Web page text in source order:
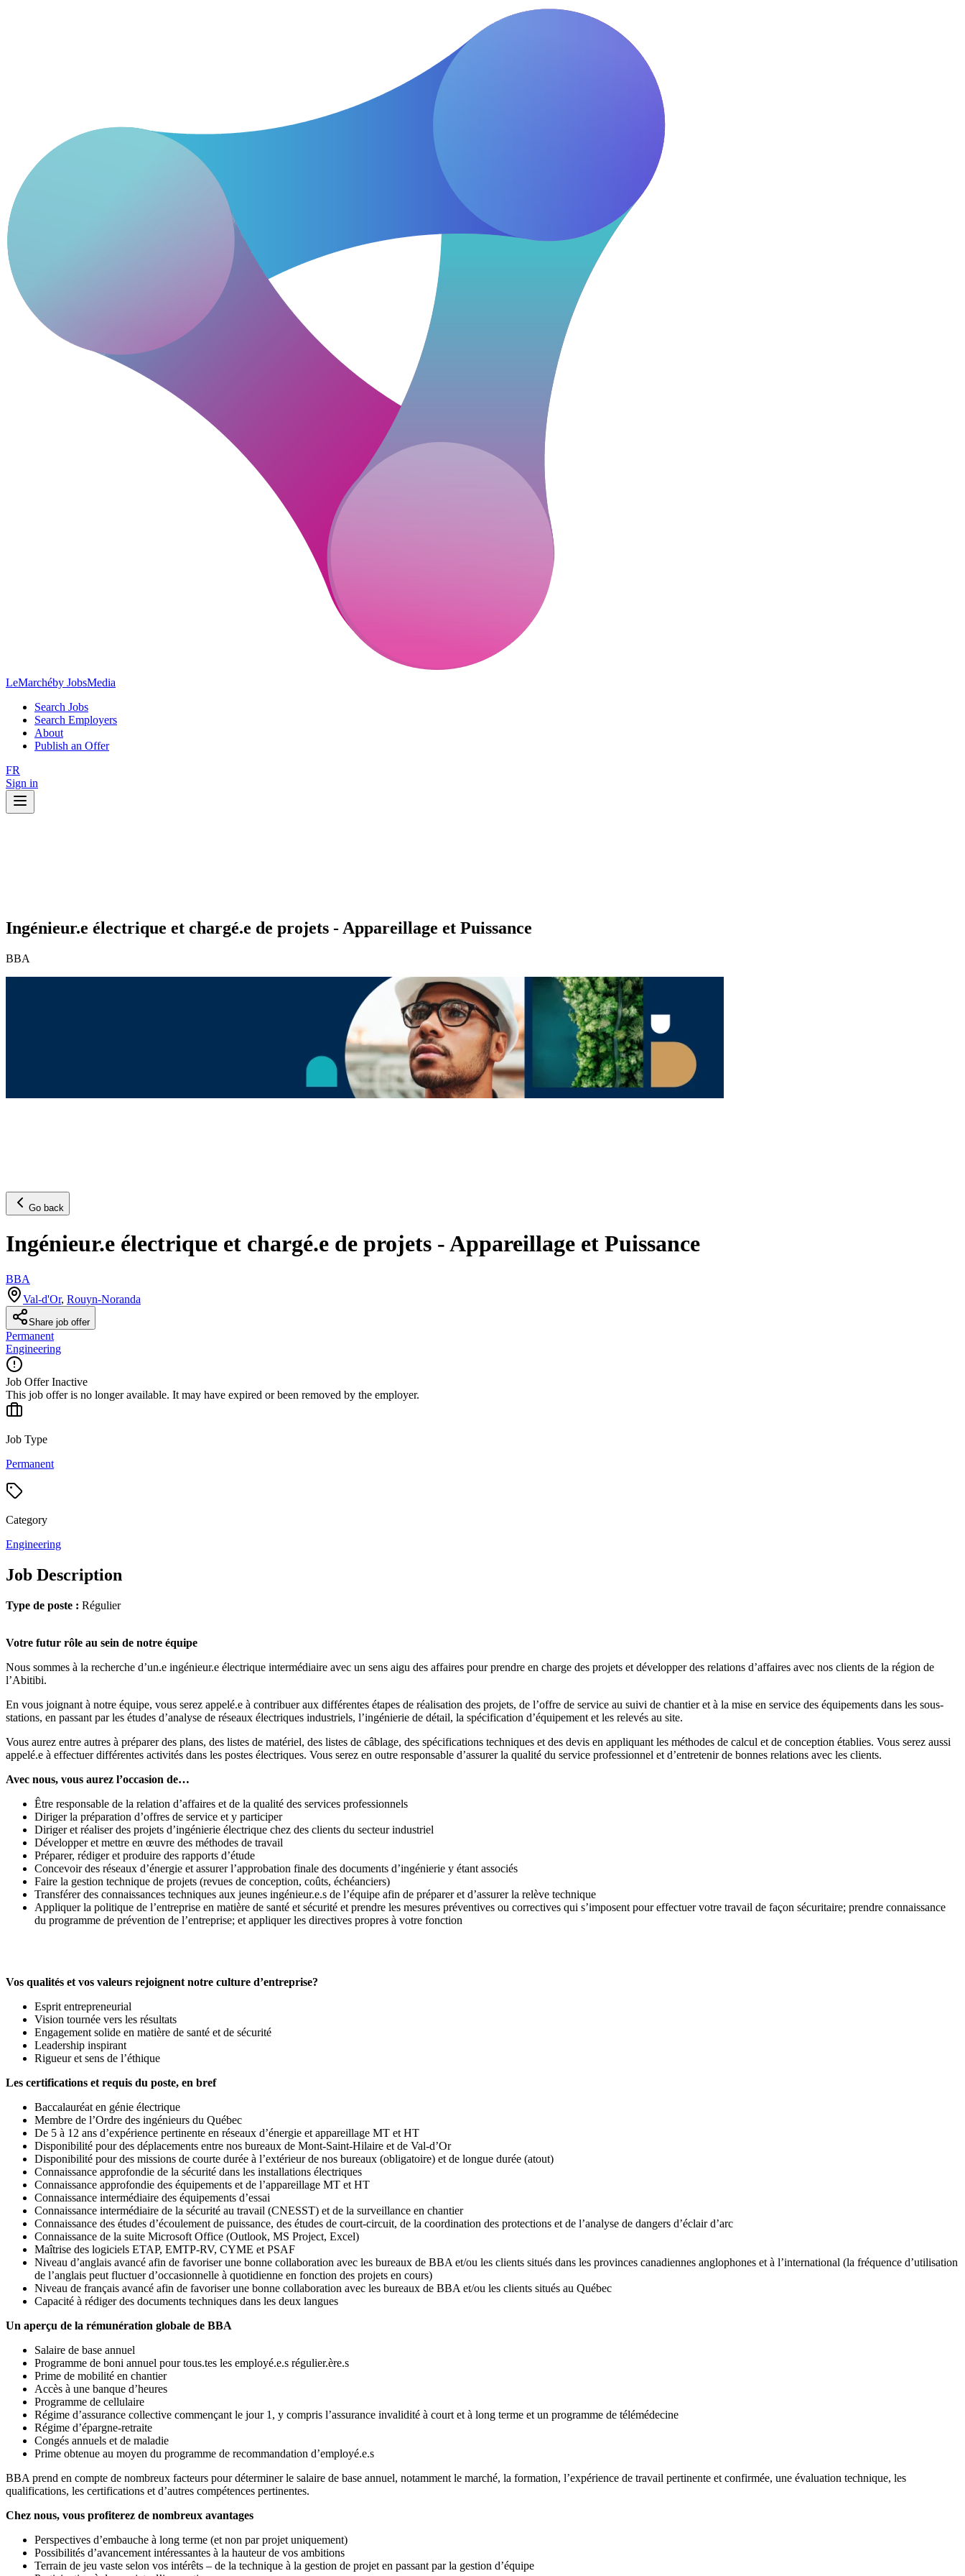
LeMarchéby JobsMedia
Search Jobs
Search Employers
About
Publish an Offer
FR
Sign in
Ingénieur.e électrique et chargé.e de projets - Appareillage et Puissance
BBA
Go back
Ingénieur.e électrique et chargé.e de projets - Appareillage et Puissance
BBA
Val-d'Or, Rouyn-Noranda
Share job offer
Permanent
Engineering
Job Offer Inactive
This job offer is no longer available. It may have expired or been removed by the employer.
Job Type
Permanent
Category
Engineering
Job Description
Type de poste : Régulier
Votre futur rôle au sein de notre équipe
Nous sommes à la recherche d’un.e ingénieur.e électrique intermédiaire avec un sens aigu des affaires pour prendre en charge des projets et développer des relations d’affaires avec nos clients de la région de
l’Abitibi.
En vous joignant à notre équipe, vous serez appelé.e à contribuer aux différentes étapes de réalisation des projets, de l’offre de service au suivi de chantier et à la mise en service des équipements dans les sous-
stations, en passant par les études d’analyse de réseaux électriques industriels, l’ingénierie de détail, la spécification d’équipement et les relevés au site.
Vous aurez entre autres à préparer des plans, des listes de matériel, des listes de câblage, des spécifications techniques et des devis en appliquant les méthodes de calcul et de conception établies. Vous serez aussi
appelé.e à effectuer différentes activités dans les postes électriques. Vous serez en outre responsable d’assurer la qualité du service professionnel et d’entretenir de bonnes relations avec les clients.
Avec nous, vous aurez l’occasion de…
Être responsable de la relation d’affaires et de la qualité des services professionnels
Diriger la préparation d’offres de service et y participer
Diriger et réaliser des projets d’ingénierie électrique chez des clients du secteur industriel
Développer et mettre en œuvre des méthodes de travail
Préparer, rédiger et produire des rapports d’étude
Concevoir des réseaux d’énergie et assurer l’approbation finale des documents d’ingénierie y étant associés
Faire la gestion technique de projets (revues de conception, coûts, échéanciers)
Transférer des connaissances techniques aux jeunes ingénieur.e.s de l’équipe afin de préparer et d’assurer la relève technique
Appliquer la politique de l’entreprise en matière de santé et sécurité et prendre les mesures préventives ou correctives qui s’imposent pour effectuer votre travail de façon sécuritaire; prendre connaissance
du programme de prévention de l’entreprise; et appliquer les directives propres à votre fonction
Vos qualités et vos valeurs rejoignent notre culture d’entreprise?
Esprit entrepreneurial
Vision tournée vers les résultats
Engagement solide en matière de santé et de sécurité
Leadership inspirant
Rigueur et sens de l’éthique
Les certifications et requis du poste, en bref
Baccalauréat en génie électrique
Membre de l’Ordre des ingénieurs du Québec
De 5 à 12 ans d’expérience pertinente en réseaux d’énergie et appareillage MT et HT
Disponibilité pour des déplacements entre nos bureaux de Mont-Saint-Hilaire et de Val-d’Or
Disponibilité pour des missions de courte durée à l’extérieur de nos bureaux (obligatoire) et de longue durée (atout)
Connaissance approfondie de la sécurité dans les installations électriques
Connaissance approfondie des équipements et de l’appareillage MT et HT
Connaissance intermédiaire des équipements d’essai
Connaissance intermédiaire de la sécurité au travail (CNESST) et de la surveillance en chantier
Connaissance des études d’écoulement de puissance, des études de court-circuit, de la coordination des protections et de l’analyse de dangers d’éclair d’arc
Connaissance de la suite Microsoft Office (Outlook, MS Project, Excel)
Maîtrise des logiciels ETAP, EMTP-RV, CYME et PSAF
Niveau d’anglais avancé afin de favoriser une bonne collaboration avec les bureaux de BBA et/ou les clients situés dans les provinces canadiennes anglophones et à l’international (la fréquence d’utilisation
de l’anglais peut fluctuer d’occasionnelle à quotidienne en fonction des projets en cours)
Niveau de français avancé afin de favoriser une bonne collaboration avec les bureaux de BBA et/ou les clients situés au Québec
Capacité à rédiger des documents techniques dans les deux langues
Un aperçu de la rémunération globale de BBA
Salaire de base annuel
Programme de boni annuel pour tous.tes les employé.e.s régulier.ère.s
Prime de mobilité en chantier
Accès à une banque d’heures
Programme de cellulaire
Régime d’assurance collective commençant le jour 1, y compris l’assurance invalidité à court et à long terme et un programme de télémédecine
Régime d’épargne-retraite
Congés annuels et de maladie
Prime obtenue au moyen du programme de recommandation d’employé.e.s
BBA prend en compte de nombreux facteurs pour déterminer le salaire de base annuel, notamment le marché, la formation, l’expérience de travail pertinente et confirmée, une évaluation technique, les
qualifications, les certifications et d’autres compétences pertinentes.
Chez nous, vous profiterez de nombreux avantages
Perspectives d’embauche à long terme (et non par projet uniquement)
Possibilités d’avancement intéressantes à la hauteur de vos ambitions
Terrain de jeu vaste selon vos intérêts – de la technique à la gestion de projet en passant par la gestion d’équipe